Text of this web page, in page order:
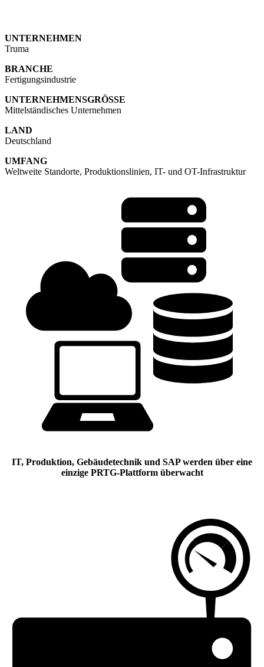
UNTERNEHMEN
Truma
BRANCHE
Fertigungsindustrie
UNTERNEHMENSGRÖSSE
Mittelständisches Unternehmen
LAND
Deutschland
UMFANG
Weltweite Standorte, Produktionslinien, IT- und OT-Infrastruktur
IT, Produktion, Gebäudetechnik und SAP werden über eine
einzige PRTG-Plattform überwacht